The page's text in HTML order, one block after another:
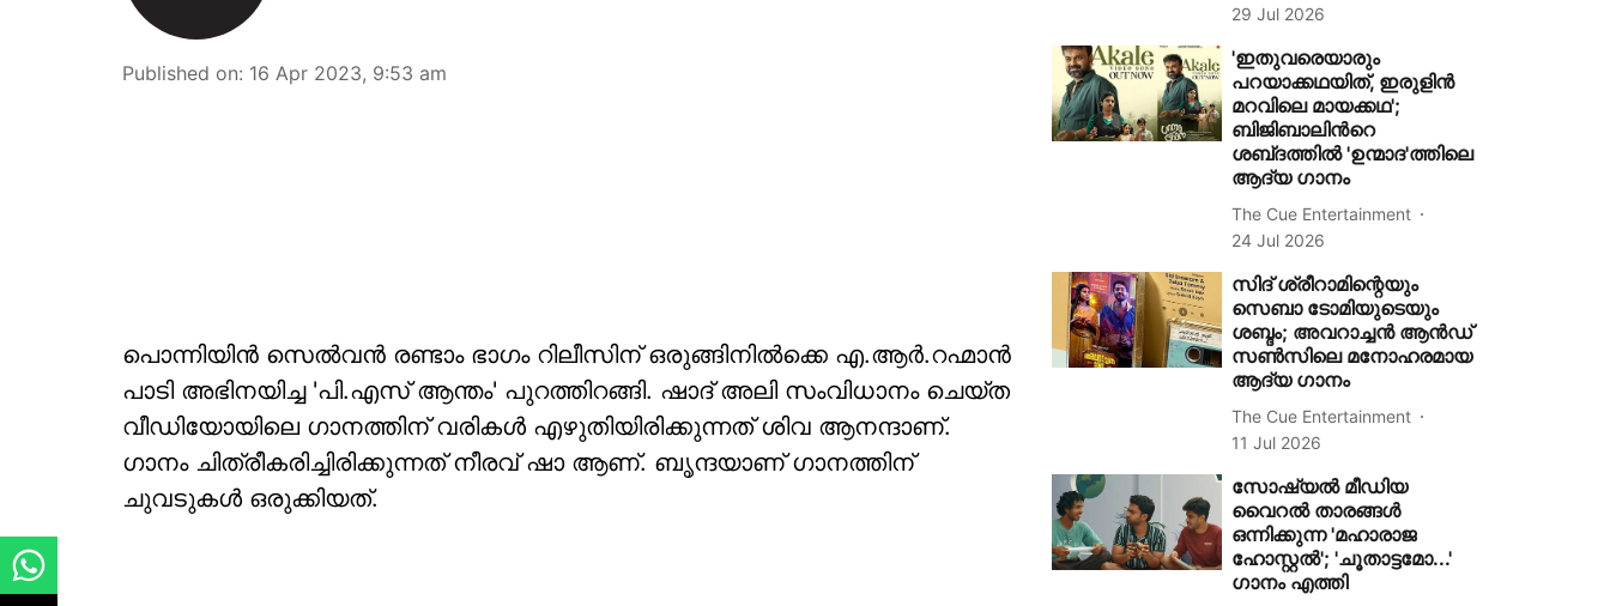
Published on: 16 Apr 2023, 9:53 am
പൊന്നിയിന്‍ സെല്‍വന്‍ രണ്ടാം ഭാഗം റിലീസിന് ഒരുങ്ങിനില്‍ക്കെ എ.ആര്‍.റഹ്മാന്‍
പാടി അഭിനയിച്ച 'പി.എസ് ആന്തം' പുറത്തിറങ്ങി. ഷാദ് അലി സംവിധാനം ചെയ്ത
വീഡിയോയിലെ ഗാനത്തിന് വരികള്‍ എഴുതിയിരിക്കുന്നത് ശിവ ആനന്ദാണ്.
ഗാനം ചിത്രീകരിച്ചിരിക്കുന്നത് നീരവ് ഷാ ആണ്. ബൃന്ദയാണ് ഗാനത്തിന്
ചുവടുകള്‍ ഒരുക്കിയത്.
29 Jul 2026
'ഇതുവരെയാരും
പറയാക്കഥയിത്, ഇരുളിൻ
മറവിലെ മായക്കഥ';
ബിജിബാലിന്‍റെ
ശബ്‍ദത്തിൽ 'ഉന്മാദ'ത്തിലെ
ആദ്യ ഗാനം
The Cue Entertainment
24 Jul 2026
സിദ് ശ്രീറാമിന്റെയും
സെബാ ടോമിയുടെയും
ശബ്ദം; അവറാച്ചൻ ആൻഡ്
സൺസിലെ മനോഹരമായ
ആദ്യ ഗാനം
The Cue Entertainment
11 Jul 2026
സോഷ്യൽ മീഡിയ
വൈറൽ താരങ്ങള്‍
ഒന്നിക്കുന്ന 'മഹാരാജ
ഹോസ്റ്റൽ'; 'ചൂതാട്ടമോ...'
ഗാനം എത്തി